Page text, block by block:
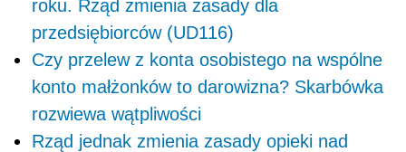
roku. Rząd zmienia zasady dla
przedsiębiorców (UD116)
Czy przelew z konta osobistego na wspólne
konto małżonków to darowizna? Skarbówka
rozwiewa wątpliwości
Rząd jednak zmienia zasady opieki nad